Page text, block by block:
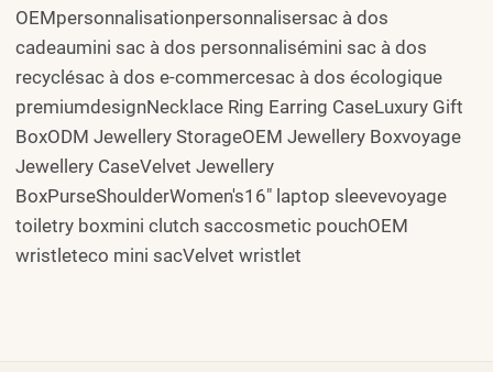
OEMpersonnalisationpersonnalisersac à dos
cadeaumini sac à dos personnalisémini sac à dos
recyclésac à dos e-commercesac à dos écologique
premiumdesignNecklace Ring Earring CaseLuxury Gift
BoxODM Jewellery StorageOEM Jewellery Boxvoyage
Jewellery CaseVelvet Jewellery
BoxPurseShoulderWomen's16" laptop sleevevoyage
toiletry boxmini clutch saccosmetic pouchOEM
wristleteco mini sacVelvet wristlet